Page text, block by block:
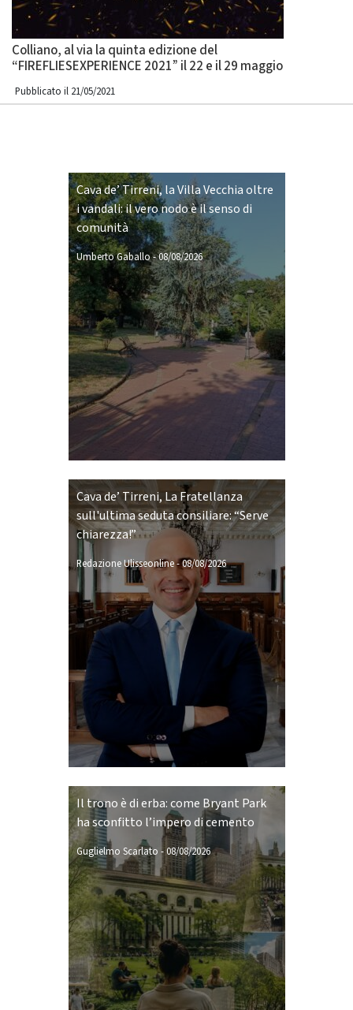
Colliano, al via la quinta edizione del
“FIREFLIESEXPERIENCE 2021” il 22 e il 29 maggio
Pubblicato il 21/05/2021
Cava de’ Tirreni, la Villa Vecchia oltre
i vandali: il vero nodo è il senso di
comunità
Umberto Gaballo-08/08/2026
Cava de’ Tirreni, La Fratellanza
sull'ultima seduta consiliare: “Serve
chiarezza!”
Redazione Ulisseonline-08/08/2026
Il trono è di erba: come Bryant Park
ha sconfitto l’impero di cemento
Guglielmo Scarlato -08/08/2026